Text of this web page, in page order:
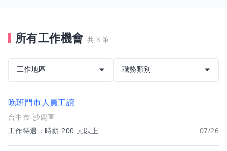
所有工作機會 共 3 筆
工作地區 職務類別
晚班門市人員工讀
台中市-沙鹿區
工作待遇：時薪 200 元以上
07/26